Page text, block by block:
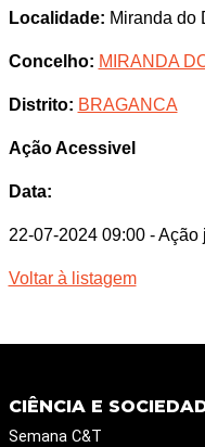
Localidade: Miranda do
Concelho: MIRANDA
Distrito: BRAGANCA
Ação Acessivel
Data:
22-07-2024 09:00 - Ação
Voltar à listagem
CIÊNCIA E
Semana C&T